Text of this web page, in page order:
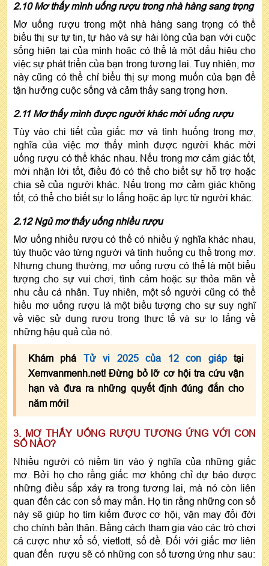
2.10 Mơ thấy mình uống rượu trong nhà hàng sang trọng
Mơ uống rượu trong một nhà hàng sang trọng có thể
biểu thị sự tự tin, tự hào và sự hài lòng của bạn với cuộc
sống hiện tại của mình hoặc có thể là một dấu hiệu cho
việc sự phát triển của bạn trong tương lai. Tuy nhiên, mơ
này cũng có thể chỉ biểu thị sự mong muốn của bạn để
tận hưởng cuộc sống và cảm thấy sang trọng hơn.
2.11 Mơ thấy mình được người khác mời uống rượu
Tùy vào chi tiết của giấc mơ và tình huống trong mơ,
nghĩa của việc mơ thấy mình được người khác mời
uống rượu có thể khác nhau. Nếu trong mơ cảm giác tốt,
mời nhận lời tốt, điều đó có thể cho biết sự hỗ trợ hoặc
chia sẻ của người khác. Nếu trong mơ cảm giác không
tốt, có thể cho biết sự lo lắng hoặc áp lực từ người khác.
2.12 Ngủ mơ thấy uống nhiều rượu
Mơ uống nhiều rượu có thể có nhiều ý nghĩa khác nhau,
tùy thuộc vào từng người và tình huống cụ thể trong mơ.
Nhưng chung thường, mơ uống rượu có thể là một biểu
tượng cho sự vui chơi, tình cảm hoặc sự thỏa mãn về
nhu cầu cá nhân. Tuy nhiên, một số người cũng có thể
hiểu mơ uống rượu là một biểu tượng cho sự suy nghĩ
về việc sử dụng rượu trong thực tế và sự lo lắng về
những hậu quả của nó.
Khám phá Tử vi 2025 của 12 con giáptại
Xemvanmenh.net! Đừng bỏ lỡ cơ hội tra cứu vận
hạn và đưa ra những quyết định đúng đắn cho
năm mới!
3. MƠ THẤY UỐNG RƯỢU TƯƠNG ỨNG VỚI CON
SỐ NÀO?
Nhiều người có niềm tin vào ý nghĩa của những giấc
mơ. Bởi họ cho rằng giấc mơ không chỉ dự báo được
những điều sắp xảy ra trong tương lai, mà nó còn liên
quan đến các con số may mắn. Họ tin rằng những con số
này sẽ giúp họ tìm kiếm được cơ hội, vận may đổi đời
cho chính bản thân. Bằng cách tham gia vào các trò chơi
cá cược như xổ số, vietlott, số đề. Đối với giấc mơ liên
quan đến rượu sẽ có những con số tương ứng như sau: